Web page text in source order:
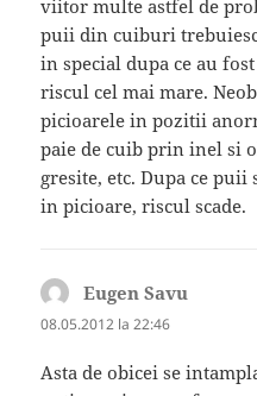
viitor multe astfel de
puii din cuiburi
in special dupa ce au
riscul cel mai mare.
picioarele in pozitii
paie de cuib prin inel si
gresite, etc. Dupa ce puii
in picioare, riscul scade.
Eugen Savu
08.05.2012 la 22:46
Asta de obicei se